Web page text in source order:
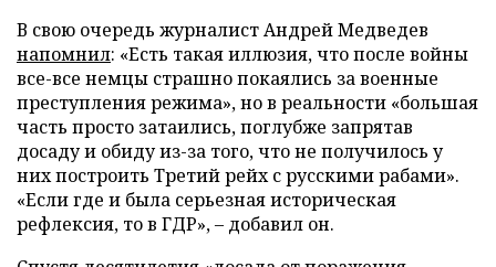
В свою очередь журналист Андрей Медведев
напомнил: «Есть такая иллюзия, что после войны
все-все немцы страшно покаялись за военные
преступления режима», но в реальности «большая
часть просто затаились, поглубже запрятав
досаду и обиду из-за того, что не получилось у
них построить Третий рейх с русскими рабами».
«Если где и была серьезная историческая
рефлексия, то в ГДР», – добавил он.